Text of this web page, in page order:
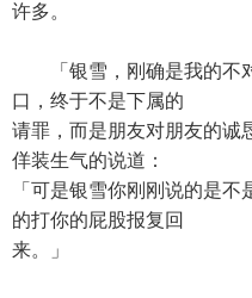
许多。
「银雪，刚确是我的不
口，终于不是下属的
请罪，而是朋友对朋友的诚
佯装生气的说道：
「可是银雪你刚刚说的是
的打你的屁股报复回
来。」